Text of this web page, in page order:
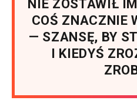
NIE ZOSTAWIŁ
COŚ ZNACZNIE
— SZANSĘ, BY
I KIEDYŚ